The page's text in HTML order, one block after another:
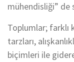
mühendisliği” de
Toplumlar;
tarzları,
biçimleri ile